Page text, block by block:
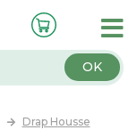
OK
Drap Housse